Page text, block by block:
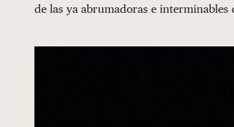
de las ya abrumadoras e interminables